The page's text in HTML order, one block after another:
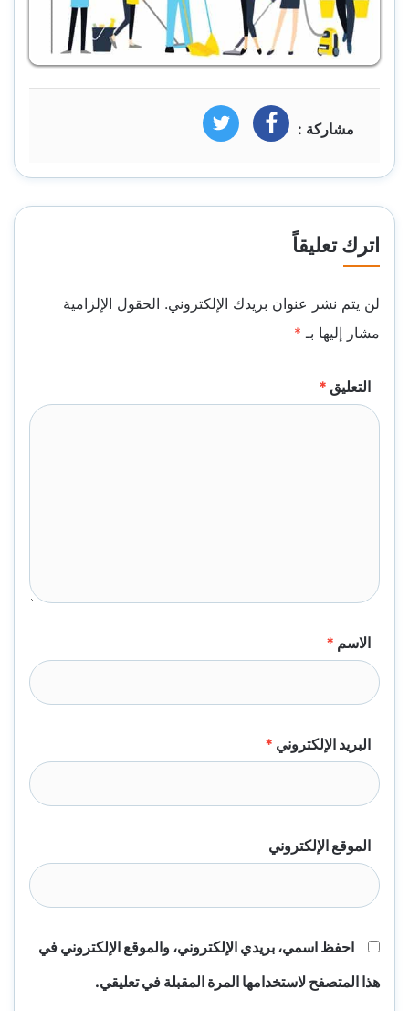
مشاركة : فيسبوك تويتر
اترك تعليقاً
لن يتم نشر عنوان بريدك الإلكتروني. الحقول الإلزامية
مشار إليها بـ *
التعليق *
الاسم *
البريد الإلكتروني *
الموقع الإلكتروني
احفظ اسمي، بريدي الإلكتروني، والموقع الإلكتروني في
هذا المتصفح لاستخدامها المرة المقبلة في تعليقي.